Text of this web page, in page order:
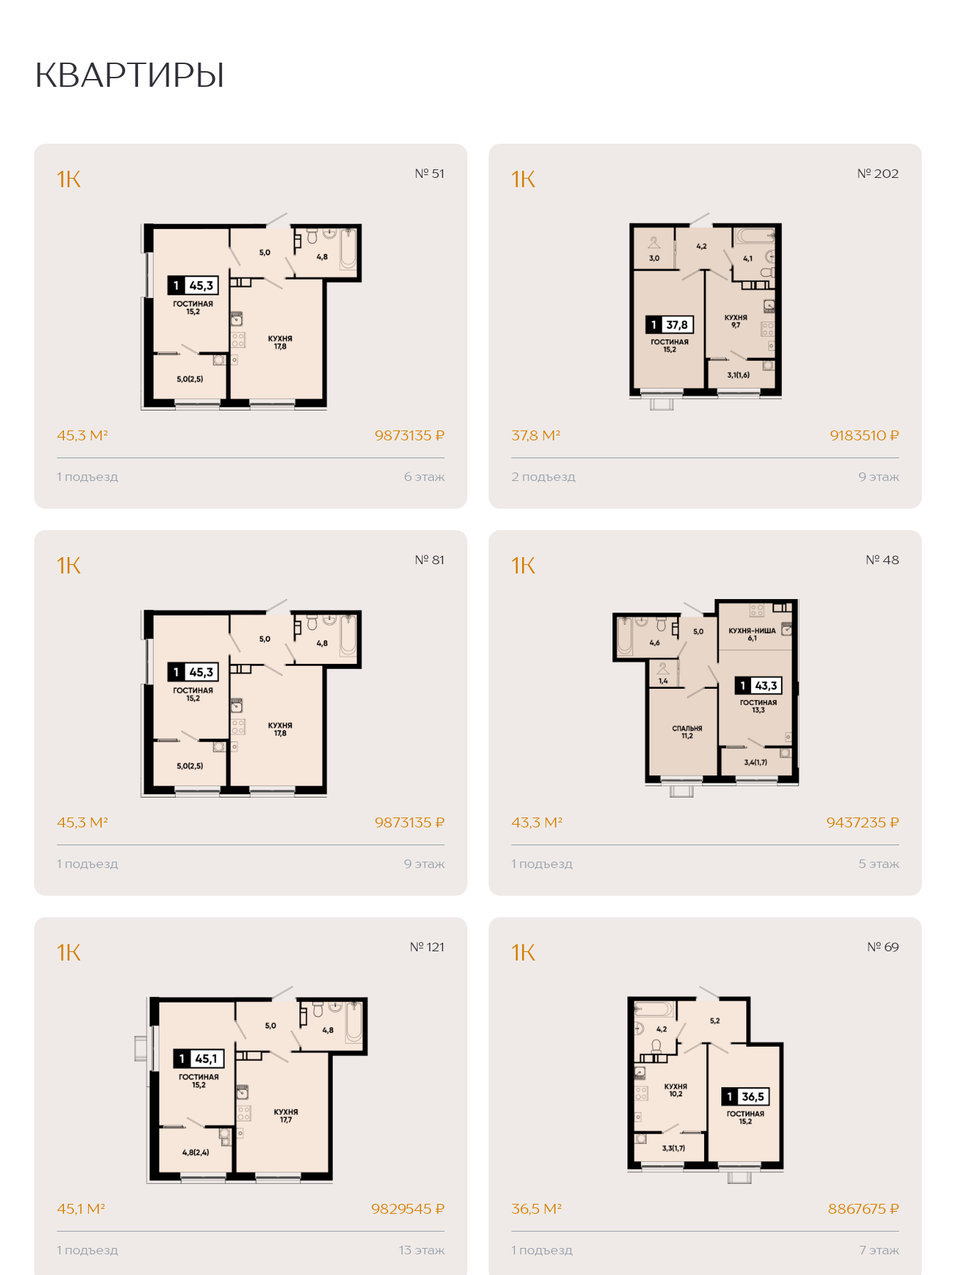
КВАРТИРЫ
1К № 51
45,3 М² 9873135 ₽
1 подъезд 6 этаж
1К № 202
37,8 М² 9183510 ₽
2 подъезд 9 этаж
1К № 81
45,3 М² 9873135 ₽
1 подъезд 9 этаж
1К № 48
43,3 М² 9437235 ₽
1 подъезд 5 этаж
1К № 121
45,1 М² 9829545 ₽
1 подъезд 13 этаж
1К № 69
36,5 М² 8867675 ₽
1 подъезд 7 этаж